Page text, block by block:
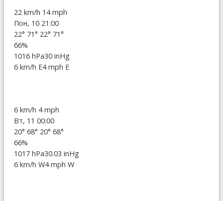
22 km/h 14 mph
Пон, 10 21:00
22° 71° 22° 71°
66%
1016 hPa30 inHg
6 km/h E4 mph E
6 km/h 4 mph
Вт, 11 00:00
20° 68° 20° 68°
66%
1017 hPa30.03 inHg
6 km/h W4 mph W